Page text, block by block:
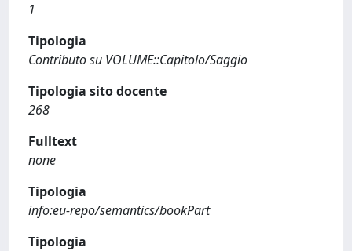
1
Tipologia
Contributo su VOLUME::Capitolo/Saggio
Tipologia sito docente
268
Fulltext
none
Tipologia
info:eu-repo/semantics/bookPart
Tipologia